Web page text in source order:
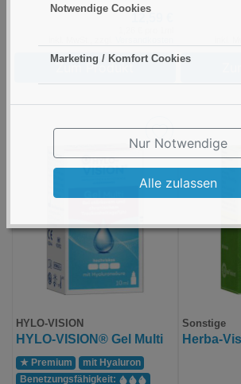
Notwendige Cookies
Marketing / Komfort Cookies
Nur Notwendige
Alle zulassen
Zum Produkt
inkl.
HYLO-VISION
HYLO-VISION® Gel Multi
★ Premium
mit Hyaluron
Benetzungs­fähigkeit:
Sonstige
Herba-